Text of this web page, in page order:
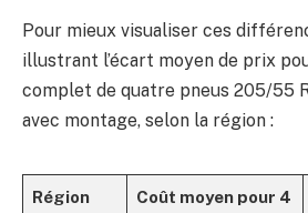
Pour mieux visualiser ces
illustrant l’écart moyen de prix
complet de quatre pneus 205/55
avec montage, selon la région :
Région
Coût moyen pour 4